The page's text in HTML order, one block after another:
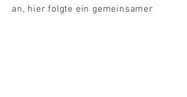
an, hier folgte ein gemeinsamer